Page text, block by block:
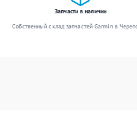
Запчасти в наличии
Собственный склад запчастей Garmin в